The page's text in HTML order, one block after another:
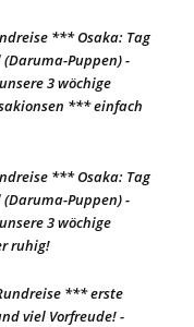
*** Osaka: Tag
Puppen) -
3 wöchige
*** einfach
*** Osaka: Tag
Puppen) -
3 wöchige
ruhig!
*** erste
viel Vorfreude! -